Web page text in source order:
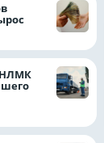
НЛМК